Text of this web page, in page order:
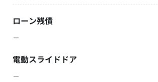
ローン残債
－
電動スライドドア
－